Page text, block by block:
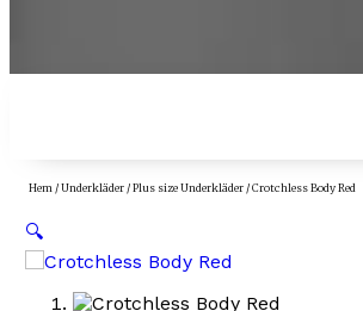
Hem/Underkläder/Plus size Underkläder/ Crotchless Body Red
🔍